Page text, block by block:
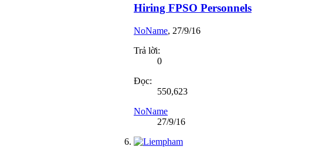
Hiring FPSO Personnels
NoName, 27/9/16
Trả lời:
0
Đọc:
550,623
NoName
27/9/16